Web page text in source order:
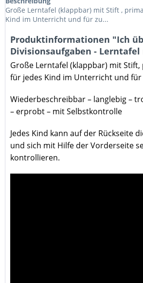
Große Lerntafel (klappbar) mit Stift ,
Kind im Unterricht und für zu...
Produktinformationen "Ich
Divisionsaufgaben -
Große Lerntafel (klappbar) mit Stift,
für jedes Kind im Unterricht und für
Wiederbeschreibbar – langlebig –
– erprobt – mit Selbstkontrolle
Jedes Kind kann auf der Rückseite
und sich mit Hilfe der Vorderseite
kontrollieren.